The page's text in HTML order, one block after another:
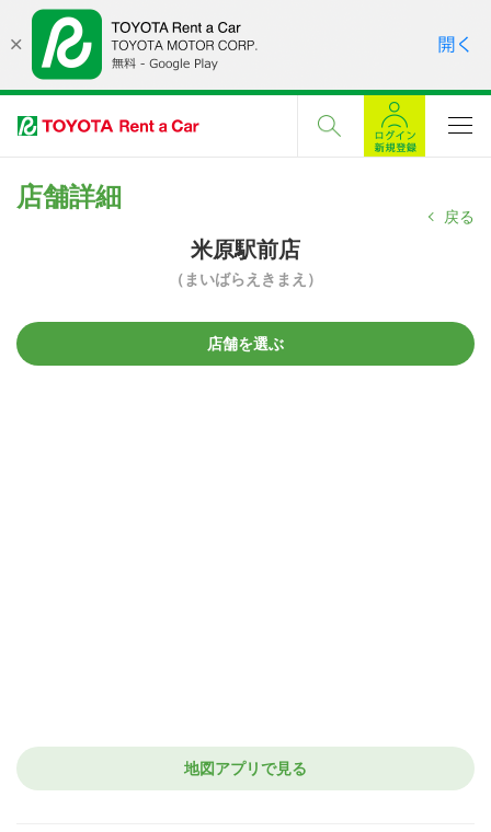
店舗詳細
戻る
米原駅前店
（まいばらえきまえ）
店舗を選ぶ
地図アプリで見る